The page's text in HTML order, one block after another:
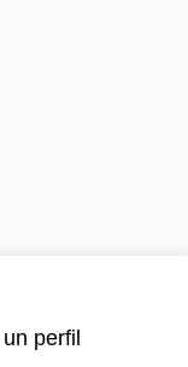
perfil